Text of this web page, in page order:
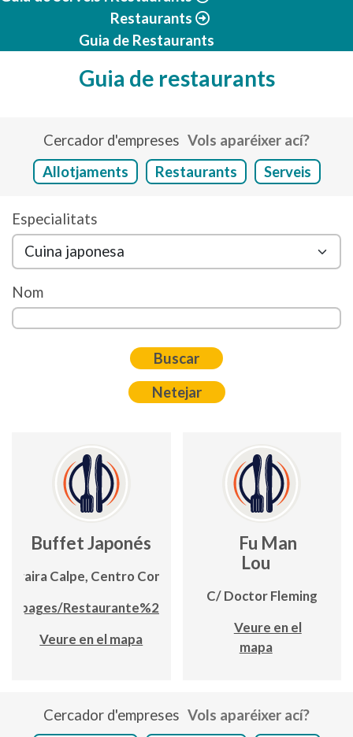
Restaurants
Guia de Restaurants
Guia de restaurants
Cercador d'empreses Vols aparéixer ací?
Allotjaments
Restaurants Serveis
Especialitats
Nom
Buffet Japonés
Calpe, Centro Comercial Biblos 1
pages/Restaurante%20Buffet%20Japones
Veure en el mapa
Fu Man
Lou
C/ Doctor Fleming
Veure en el
mapa
Cercador d'empreses Vols aparéixer ací?